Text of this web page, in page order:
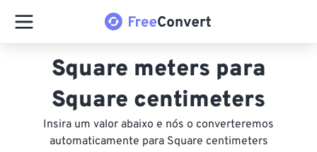
Square meters para
Square centimeters
Insira um valor abaixo e nós o converteremos
automaticamente para Square centimeters